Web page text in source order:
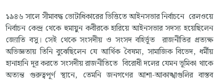
১৯৪৬ সালে সীমাবদ্ধ ভোটাধিকারের ভিত্তিতে আইনসভার নির্বাচনে রেলওয়ে
নির্বাচন কেন্দ্র থেকে হুমায়ুন কবীরকে হারিয়ে আইনসভার সদস্য হয়েছিলেন
জ্যোতি বসু। সেই থেকে সংসদীয় ও সংসদ বহির্ভূত রাজনীতির প্রত্যক্ষ
অভিজ্ঞতায় তিনি বুঝেছিলেন যে আর্থিক বৈষম্য, সামাজিক বিভেদ, ধর্মীয়
হানাহানি দূর করতে সংসদীয় রাজনীতিতে বিরোধী দলের যেমন ভূমিকা থাকে
অত্যন্ত গুরুত্বপূর্ণ স্থানে, তেমনি জনগণের আশা-আকাঙ্খাগুলির বাস্তব